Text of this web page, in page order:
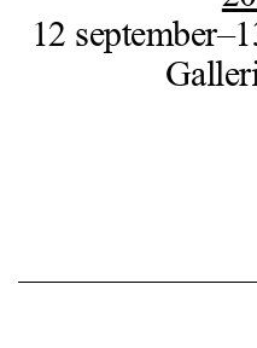
12